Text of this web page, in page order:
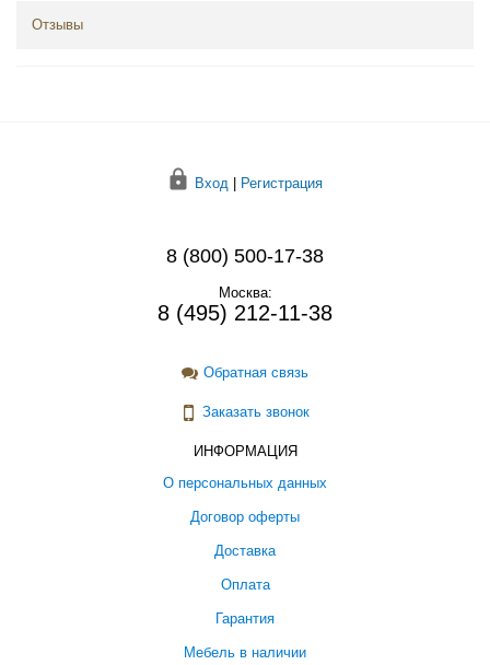
Отзывы
Вход | Регистрация
8 (800) 500-17-38
Москва:
8 (495) 212-11-38
Обратная связь
Заказать звонок
ИНФОРМАЦИЯ
О персональных данных
Договор оферты
Доставка
Оплата
Гарантия
Мебель в наличии